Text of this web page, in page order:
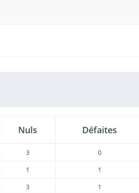
Nuls Défaites
3 0
1 1
3 1